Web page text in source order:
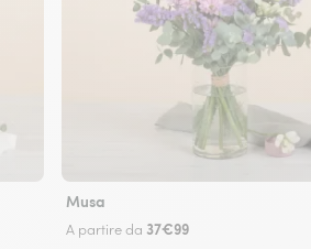
Musa
A partire da 37€99